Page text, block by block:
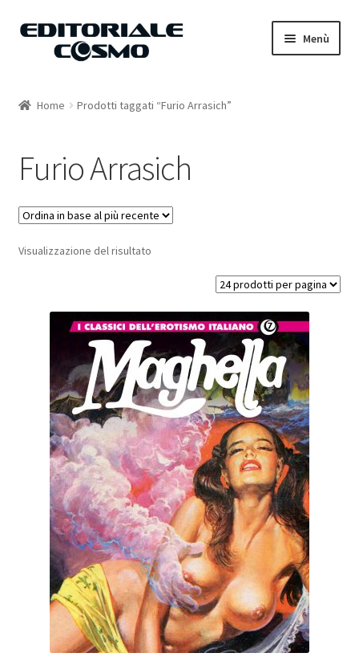
Vai
Vai
Menù
Carrello
Il mio account
Home Prodotti taggati “Furio Arrasich”
Furio Arrasich
Visualizzazione del risultato